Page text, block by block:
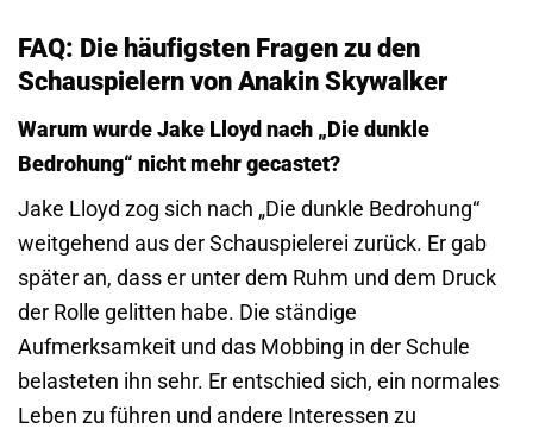
FAQ: Die häufigsten Fragen zu den
Schauspielern von Anakin Skywalker
Warum wurde Jake Lloyd nach „Die dunkle
Bedrohung“ nicht mehr gecastet?
Jake Lloyd zog sich nach „Die dunkle Bedrohung“
weitgehend aus der Schauspielerei zurück. Er gab
später an, dass er unter dem Ruhm und dem Druck
der Rolle gelitten habe. Die ständige
Aufmerksamkeit und das Mobbing in der Schule
belasteten ihn sehr. Er entschied sich, ein normales
Leben zu führen und andere Interessen zu